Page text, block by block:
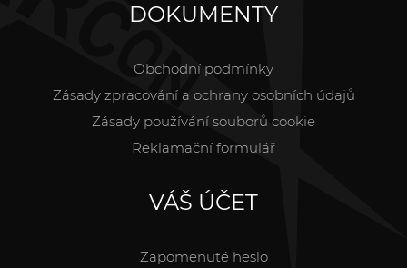
DOKUMENTY
Obchodní podmínky
Zásady zpracování a ochrany osobních údajů
Zásady používání souborů cookie
Reklamační formulář
VÁŠ ÚČET
Zapomenuté heslo